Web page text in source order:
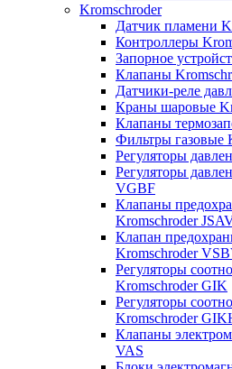
Kromschroder
Датчик пламени
Контроллеры
Запорное
Клапаны
Датчики-реле
Краны шаровые
Клапаны
Фильтры газовые
Регуляторы
Регуляторы
VGBF
Клапаны
Kromschroder
Клапан
Kromschroder
Регуляторы
Kromschroder GIK
Регуляторы
Kromschroder
Клапаны
VAS